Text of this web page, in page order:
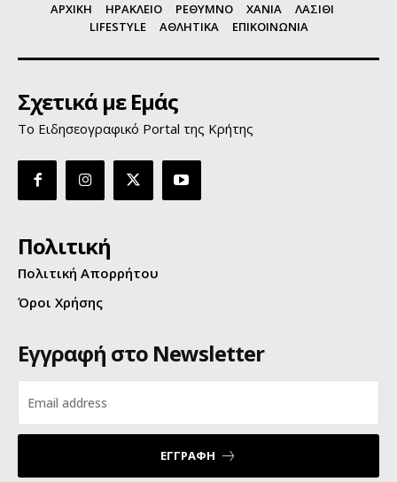
ΑΡΧΙΚΗ ΗΡΑΚΛΕΙΟ ΡΕΘΥΜΝΟ ΧΑΝΙΑ
ΛΑΣΙΘΙ
LIFESTYLE
ΑΘΛΗΤΙΚΑ ΕΠΙΚΟΙΝΩΝΙΑ
Σχετικά με Εμάς
Το Ειδησεογραφικό Portal της Κρήτης
Πολιτική
Πολιτική Απορρήτου
Όροι Χρήσης
Εγγραφή στο Newsletter
ΕΓΓΡΑΦΗ